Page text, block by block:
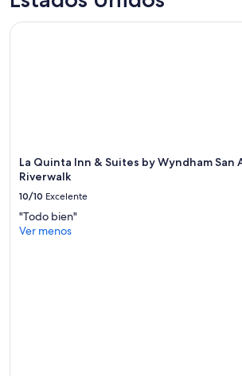
La Quinta Inn & Suites by Wyndham San
Riverwalk
10/10 Excelente
"Todo bien"
Ver menos
La Quinta Inn & Suites by Wyndham San